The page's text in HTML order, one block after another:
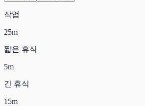
작업
25m
짧은 휴식
5m
긴 휴식
15m